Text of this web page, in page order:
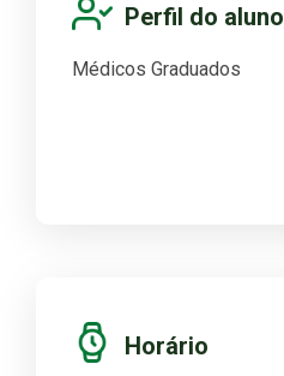
Perfil do aluno
Médicos Graduados
Horário